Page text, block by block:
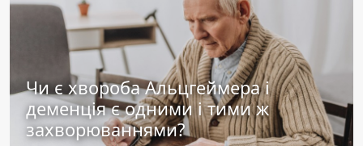
Чи є хвороба Альцгеймера і
деменція є одними і тими ж
захворюваннями?